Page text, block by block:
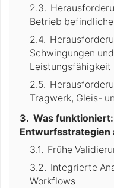
Betrieb
Schwingungen
Leistungsfähigkeit
Tragwerk, Gleis-
Was
Entwurfsstrategien
Frühe
Integrierte
Workflows